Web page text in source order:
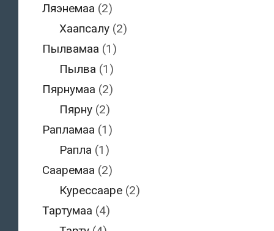
Ляэнемаа (2)
Хаапсалу (2)
Пылвамаа (1)
Пылва (1)
Пярнумаа (2)
Пярну (2)
Рапламаа (1)
Рапла (1)
Сааремаа (2)
Курессааре (2)
Тартумаа (4)